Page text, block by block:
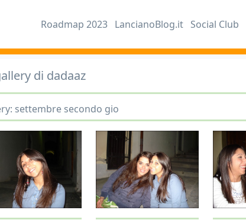
Roadmap 2023 LancianoBlog.it Social Club
di dadaaz
settembre secondo gio